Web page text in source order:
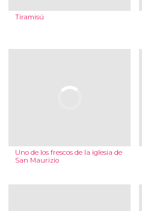
Tiramisú
Uno de los frescos de la iglesia de
San Maurizio